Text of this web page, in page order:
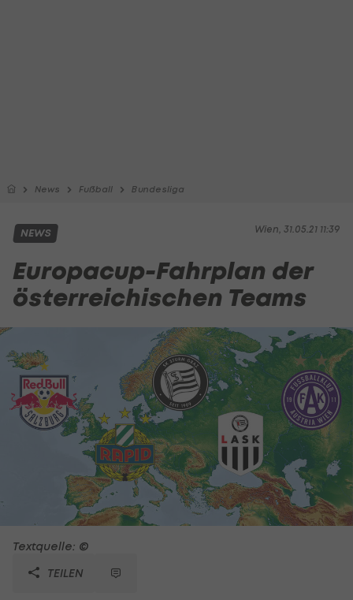
News Fußball Bundesliga
Wien, 31.05.21 11:39
NEWS
Europacup-Fahrplan der
österreichischen Teams
Textquelle: ©
TEILEN